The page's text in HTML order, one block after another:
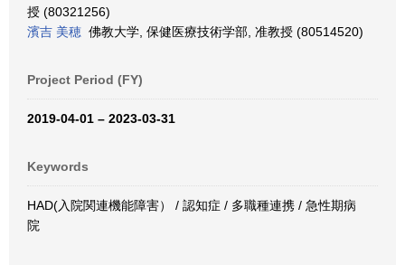
授 (80321256)
濱吉 美穂 佛教大学, 保健医療技術学部, 准教授 (80514520)
Project Period (FY)
2019-04-01 – 2023-03-31
Keywords
HAD(入院関連機能障害） / 認知症 / 多職種連携 / 急性期病
院